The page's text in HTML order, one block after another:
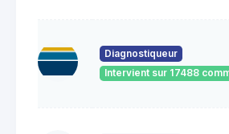
Diagnostiqueur
Intervient sur 17488